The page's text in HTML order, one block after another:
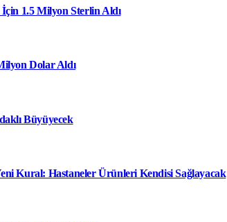
1.5 Milyon Sterlin Aldı
Dolar Aldı
Büyüyecek
Kural: Hastaneler Ürünleri Kendisi Sağlayacak